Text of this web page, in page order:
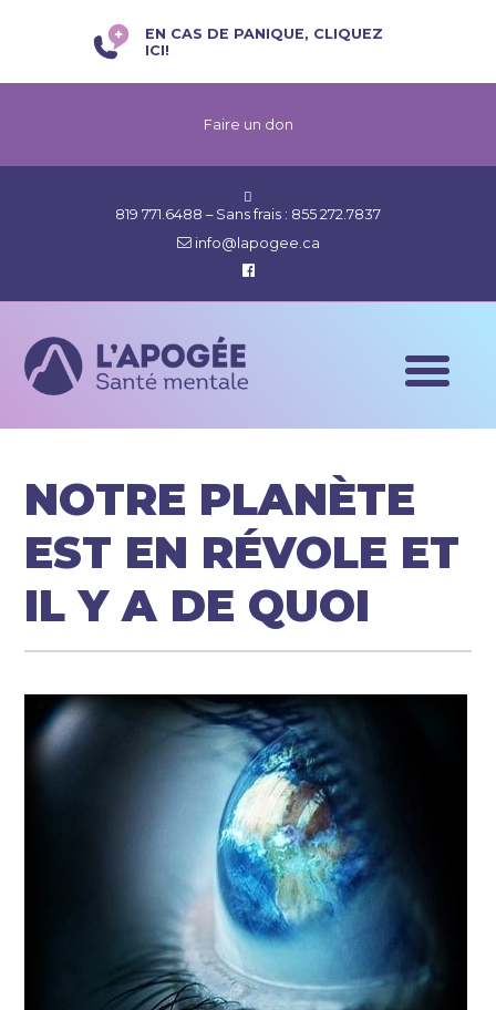
EN CAS DE PANIQUE, CLIQUEZ
ICI!
Faire un don
819 771.6488 – Sans frais : 855 272.7837
info@lapogee.ca
NOTRE PLANÈTE
EST EN RÉVOLE ET
IL Y A DE QUOI